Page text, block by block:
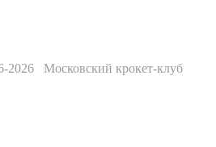
2026 Московский крокет-клуб